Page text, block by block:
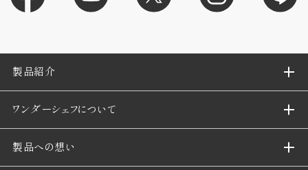
製品紹介
ワンダーシェフについて
製品への想い